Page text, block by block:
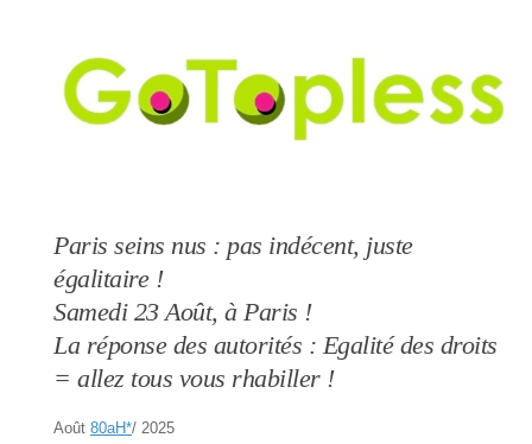
Paris seins nus : pas indécent, juste
égalitaire !
Samedi 23 Août, à Paris !
La réponse des autorités : Egalité des droits
= allez tous vous rhabiller !
Août 80aH*/ 2025